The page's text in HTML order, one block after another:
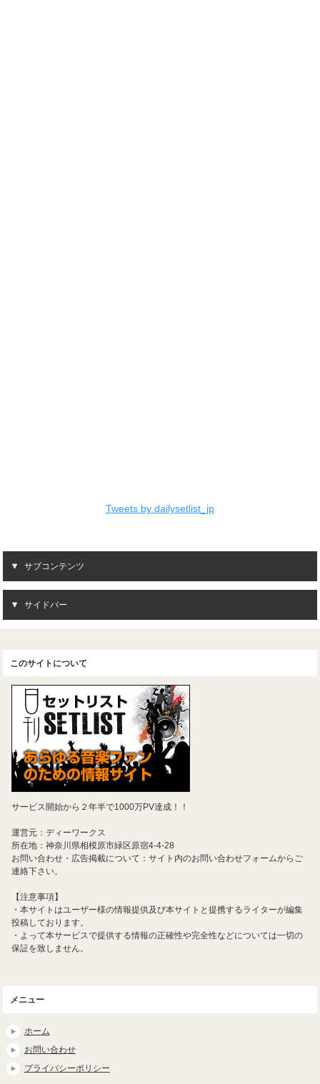
Tweets by dailysetlist_jp
サブコンテンツ
サイドバー
このサイトについて
サービス開始から２年半で1000万PV達成！！
運営元：ディーワークス
所在地：神奈川県相模原市緑区原宿4-4-28
お問い合わせ・広告掲載について：サイト内のお問い合わせフォームからご
連絡下さい。
【注意事項】
・本サイトはユーザー様の情報提供及び本サイトと提携するライターが編集
投稿しております。
・よって本サービスで提供する情報の正確性や完全性などについては一切の
保証を致しません。
メニュー
ホーム
お問い合わせ
プライバシーポリシー